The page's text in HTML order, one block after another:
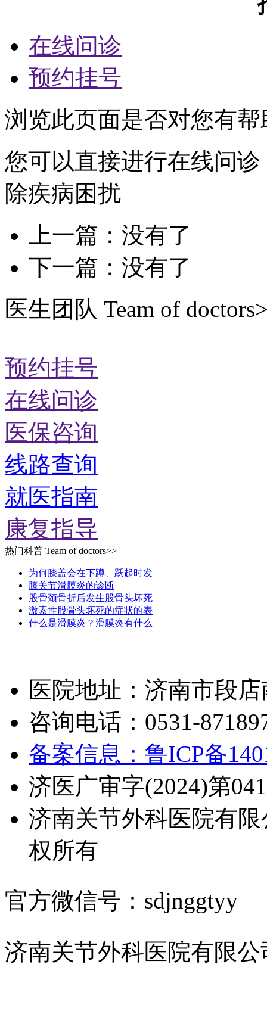
在线问诊
预约挂号
浏览此页面是否对您有帮
您可以直接进行在线问
除疾病困扰
上一篇：没有了
下一篇：没有了
医生团队 Team of
预约挂号
在线问诊
医保咨询
线路查询
就医指南
康复指导
热门科普 Team of doctors>>
为何膝盖会在下蹲、跃起时发
膝关节滑膜炎的诊断
股骨颈骨折后发生股骨头坏死
激素性股骨头坏死的症状的表
什么是滑膜炎？滑膜炎有什么
医院地址：济南市段
咨询电话：0531-
备案信息：鲁ICP备
济医广审字(2024)第
济南关节外科医院有
权所有
官方微信号：sdjnggtyy
济南关节外科医院有限公